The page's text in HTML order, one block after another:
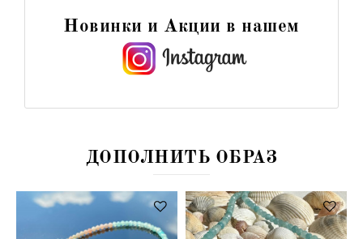
Новинки и Акции в нашем
ДОПОЛНИТЬ ОБРАЗ